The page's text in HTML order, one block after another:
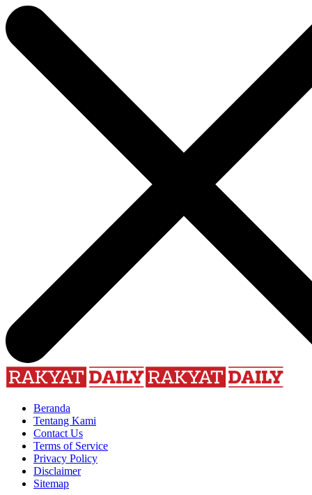
Beranda
Tentang Kami
Contact Us
Terms of Service
Privacy Policy
Disclaimer
Sitemap